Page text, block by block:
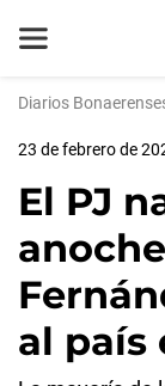
Diarios
23 de febrero de
El PJ
al país